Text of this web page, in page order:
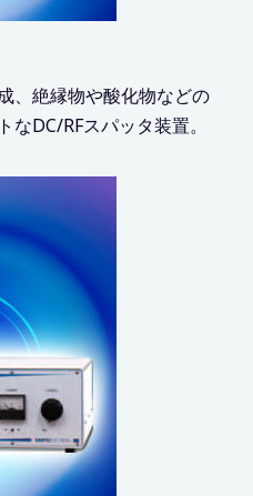
、絶縁物や酸化物などの
DC/RFスパッタ装置。